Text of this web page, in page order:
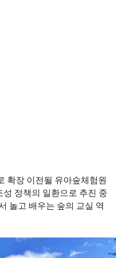
확장 이전될 유아숲체험원
성 정책의 일환으로 추진 중
놀고 배우는 숲의 교실 역